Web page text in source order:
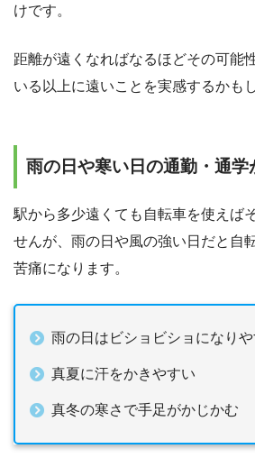
けです。
距離が遠くなればなるほどその可能
いる以上に遠いことを実感するかも
雨の日や寒い日の通勤・通学
駅から多少遠くても自転車を使えば
せんが、雨の日や風の強い日だと自
苦痛になります。
雨の日はビショビショになり
真夏に汗をかきやすい
真冬の寒さで手足がかじかむ